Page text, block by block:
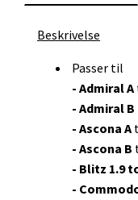
Beskrivelse
Passer til
- Admiral A
- Admiral B
- Ascona A
- Ascona B
- Blitz 1.9
-